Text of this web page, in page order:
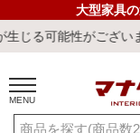
大型家具
す。ご迷惑をおか
MENU
ご利用ガイド